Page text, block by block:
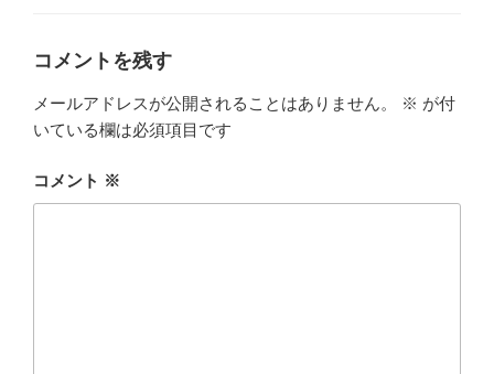
コメントを残す
メールアドレスが公開されることはありません。 ※ が付
いている欄は必須項目です
コメント ※